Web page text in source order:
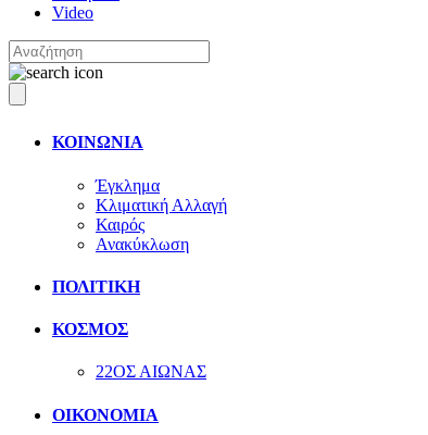
Video
ΚΟΙΝΩΝΙΑ
Έγκλημα
Κλιματική Αλλαγή
Καιρός
Ανακύκλωση
ΠΟΛΙΤΙΚΗ
ΚΟΣΜΟΣ
22ΟΣ ΑΙΩΝΑΣ
ΟΙΚΟΝΟΜΙΑ